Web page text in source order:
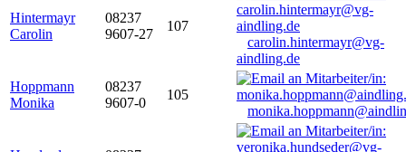
Hintermayr
Carolin
08237
9607-27
107
carolin.hintermayr@vg-
aindling.de
Hoppmann
Monika
08237
9607-0
105